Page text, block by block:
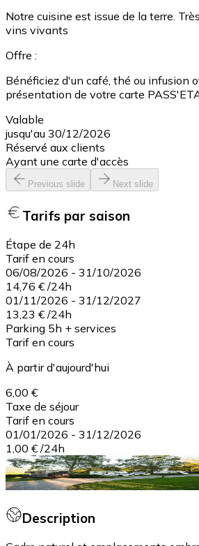
Notre cuisine est issue de la terre.
vins vivants
Offre :
Bénéficiez d'un café, thé ou infusion
présentation de votre carte
Valable
jusqu'au 30/12/2026
Réservé aux clients
Ayant une carte d'accès
Previous slide Next slide
Tarifs par saison
Étape de 24h
Tarif en cours
06/08/2026 - 31/10/2026
14,76 € /24h
01/11/2026 - 31/12/2027
13,23 € /24h
Parking 5h + services
Tarif en cours
À partir d'aujourd'hui
6,00 €
Taxe de séjour
Tarif en cours
01/01/2026 - 31/12/2026
1,00 € /24h
Description